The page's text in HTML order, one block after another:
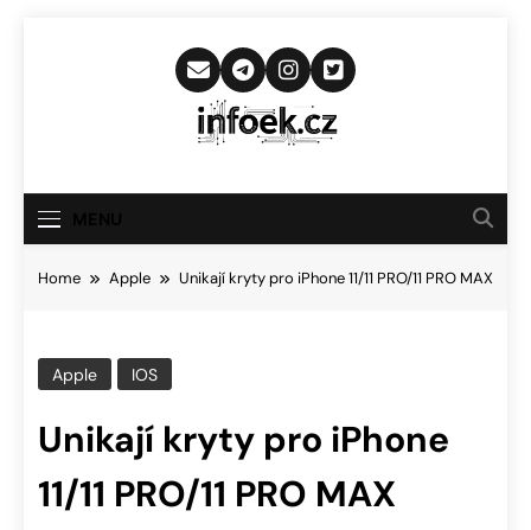
Infoek.cz
Novinkám
Home Apple Unikají kryty pro iPhone 11/11 PRO/11 PRO MAX
Apple IOS
Unikají kryty pro iPhone
11/11 PRO/11 PRO MAX